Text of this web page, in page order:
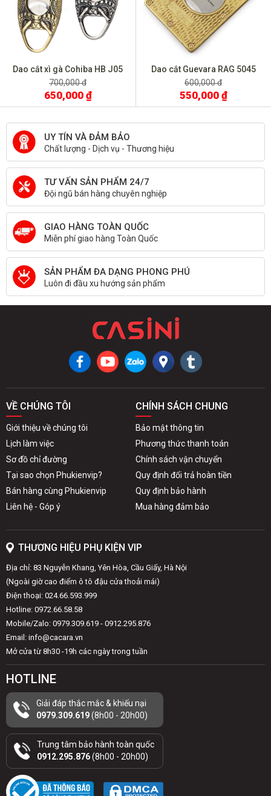
Dao cắt xì gà Cohiba HB J05
700,000 đ
650,000 ₫
Dao cắt Guevara RAG 5045
600,000 đ
550,000 ₫
UY TÍN VÀ ĐẢM BẢO
Chất lượng - Dịch vụ - Thương hiệu
TƯ VẤN SẢN PHẨM 24/7
Đội ngũ bán hàng chuyên nghiệp
GIAO HÀNG TOÀN QUỐC
Miễn phí giao hàng Toàn Quốc
SẢN PHẨM ĐA DẠNG PHONG PHÚ
Luôn đi đầu xu hướng sản phẩm
VỀ CHÚNG TÔI
Giới thiệu về chúng tôi
Lịch làm việc
Sơ đồ chỉ đường
Tại sao chọn Phukienvip?
Bán hàng cùng Phukienvip
Liên hệ - Góp ý
CHÍNH SÁCH CHUNG
Bảo mật thông tin
Phương thức thanh toán
Chính sách vận chuyển
Quy định đổi trả hoàn tiền
Quy định bảo hành
Mua hàng đảm bảo
THƯƠNG HIỆU PHỤ KIỆN VIP
Địa chỉ: 83 Nguyễn Khang, Yên Hòa, Cầu Giấy, Hà Nội
(Ngoài giờ cao điểm ô tô đậu cửa thoải mái)
Điện thoại: 024.66.593.999
Hotline: 0972.66.58.58
Mobile/Zalo: 0979.309.619 - 0912.295.876
Email: info@cacara.vn
Mở cửa từ 8h30 -19h các ngày trong tuần
HOTLINE
Giải đáp thắc mắc & khiếu nại
0979.309.619(8h00 - 20h00)
Trung tâm bảo hành toàn quốc
0912.295.876(8h00 - 20h00)